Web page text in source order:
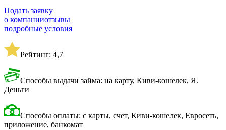
Подать заявку
о компанииотзывы
подробные условия
Рейтинг: 4,7
Способы выдачи займа: на карту, Киви-кошелек, Я.
Деньги
Способы оплаты: с карты, счет, Киви-кошелек, Евросеть,
приложение, банкомат